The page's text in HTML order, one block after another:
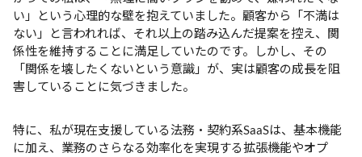
い」という心理的な壁を抱えていました。顧客から「不満は
ない」と言われれば、それ以上の踏み込んだ提案を控え、関
係性を維持することに満足していたのです。しかし、その
「関係を壊したくないという意識」が、実は顧客の成長を阻
害していることに気づきました。
特に、私が現在支援している法務・契約系SaaSは、基本機能
に加え、業務のさらなる効率化を実現する拡張機能やオプ